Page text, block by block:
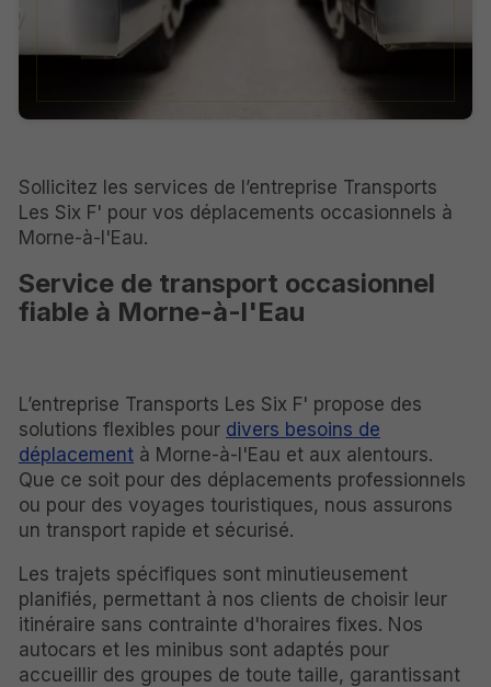
Sollicitez les services de l’entreprise Transports
Les Six F' pour vos déplacements occasionnels à
Morne-à-l'Eau.
Service de transport occasionnel
fiable à Morne-à-l'Eau
L’entreprise Transports Les Six F' propose des
solutions flexibles pour divers besoins de
déplacement à Morne-à-l'Eau et aux alentours.
Que ce soit pour des déplacements professionnels
ou pour des voyages touristiques, nous assurons
un transport rapide et sécurisé.
Les trajets spécifiques sont minutieusement
planifiés, permettant à nos clients de choisir leur
itinéraire sans contrainte d'horaires fixes. Nos
autocars et les minibus sont adaptés pour
accueillir des groupes de toute taille, garantissant